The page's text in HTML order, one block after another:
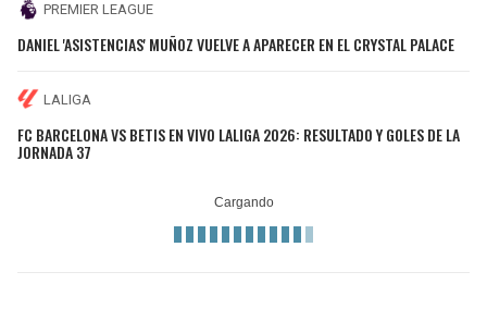
PREMIER LEAGUE
DANIEL 'ASISTENCIAS' MUÑOZ VUELVE A APARECER EN EL CRYSTAL PALACE
LALIGA
FC BARCELONA VS BETIS EN VIVO LALIGA 2026: RESULTADO Y GOLES DE LA
JORNADA 37